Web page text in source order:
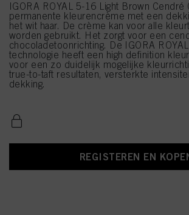
IGORA ROYAL 5-16 Light Brown Cendré
permanente kleurencrème met een
het wit haar. De crème kan voor alle
worden gebruikt. Het zorgt voor een
chocoladetoonrichting. De IGORA
technologie heeft een high definition
voor een zo duidelijk mogelijke
true-to-taft resultaten, versterkte
dekking.
REGISTEREN EN